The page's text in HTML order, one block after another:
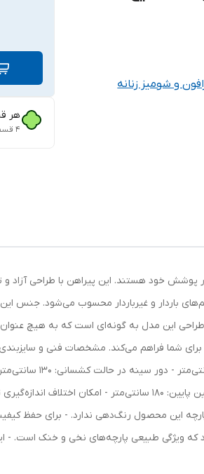
و شومیز زنانه
هر
۴ قسط ماهانه. بدون سود، چک و ضامن.
پوشش خود هستند. این پیراهن با طراحی آزاد
باردار و غیرباردار محسوب می‌شود. جنس
این مدل به گونه‌ای است که به هیچ
برای شما فراهم می‌کند. مشخصات فنی و
این محصول رنگ‌دهی ندارد. - برای حفظ
ویژگی طبیعی پارچه‌های نخی و خنک است. -